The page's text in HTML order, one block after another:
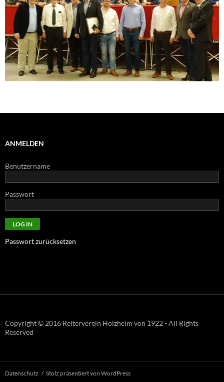
ANMELDEN
Benutzername
Passwort
Passwort zurücksetzen
Copyright © 2016 Reiterverein Holzheim von 1922 - All Rights
Reserved
Datenschutz Stolz präsentiert von WordPress